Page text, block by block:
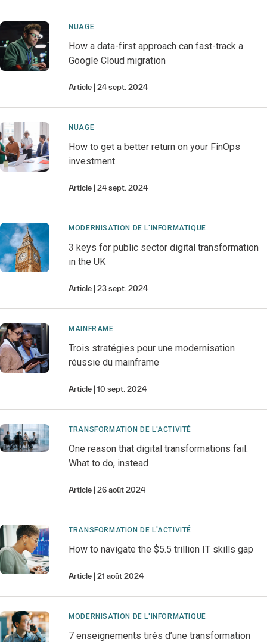
NUAGE
How a data-first approach can fast-track a
Google Cloud migration
Article 24 sept. 2024
NUAGE
How to get a better return on your FinOps
investment
Article 24 sept. 2024
MODERNISATION DE L'INFORMATIQUE
3 keys for public sector digital transformation
in the UK
Article 23 sept. 2024
MAINFRAME
Trois stratégies pour une modernisation
réussie du mainframe
Article 10 sept. 2024
TRANSFORMATION DE L'ACTIVITÉ
One reason that digital transformations fail.
What to do, instead
Article 26 août 2024
TRANSFORMATION DE L'ACTIVITÉ
How to navigate the $5.5 trillion IT skills gap
Article 21 août 2024
MODERNISATION DE L'INFORMATIQUE
7 enseignements tirés d’une transformation